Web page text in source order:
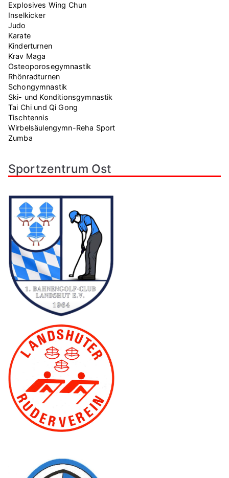
Explosives Wing Chun
Inselkicker
Judo
Karate
Kinderturnen
Krav Maga
Osteoporosegymnastik
Rhönradturnen
Schongymnastik
Ski- und Konditionsgymnastik
Tai Chi und Qi Gong
Tischtennis
Wirbelsäulengymn-Reha Sport
Zumba
Sportzentrum Ost